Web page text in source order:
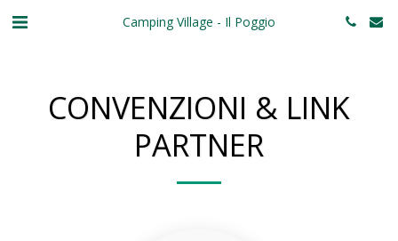
Camping Village - Il Poggio
CONVENZIONI & LINK
PARTNER